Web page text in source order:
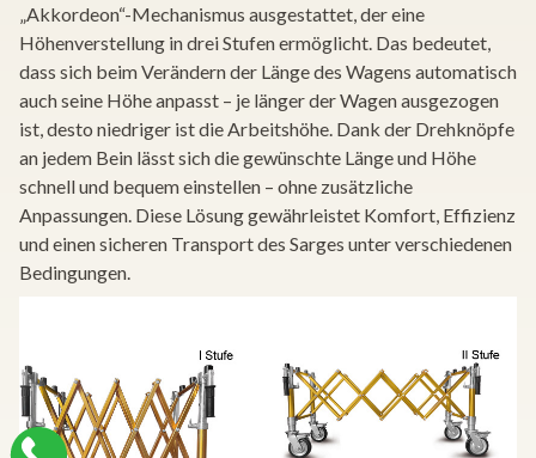
„Akkordeon“-Mechanismus ausgestattet, der eine
Höhenverstellung in drei Stufen ermöglicht. Das bedeutet,
dass sich beim Verändern der Länge des Wagens automatisch
auch seine Höhe anpasst – je länger der Wagen ausgezogen
ist, desto niedriger ist die Arbeitshöhe. Dank der Drehknöpfe
an jedem Bein lässt sich die gewünschte Länge und Höhe
schnell und bequem einstellen – ohne zusätzliche
Anpassungen. Diese Lösung gewährleistet Komfort, Effizienz
und einen sicheren Transport des Sarges unter verschiedenen
Bedingungen.